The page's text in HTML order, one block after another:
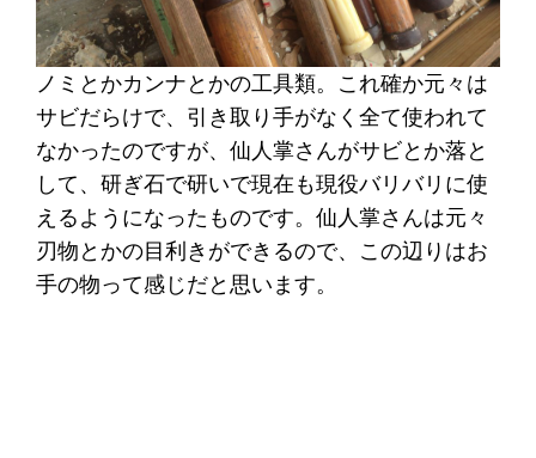
ノミとかカンナとかの工具類。これ確か元々は
サビだらけで、引き取り手がなく全て使われて
なかったのですが、仙人掌さんがサビとか落と
して、研ぎ石で研いで現在も現役バリバリに使
えるようになったものです。仙人掌さんは元々
刃物とかの目利きができるので、この辺りはお
手の物って感じだと思います。